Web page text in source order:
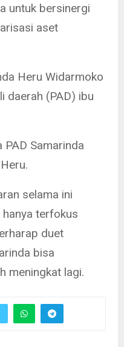
untuk bersinergi
aset
Heru Widarmoko
daerah (PAD) ibu
PAD Samarinda
selama ini
terfokus
duet
bisa
meningkat lagi.